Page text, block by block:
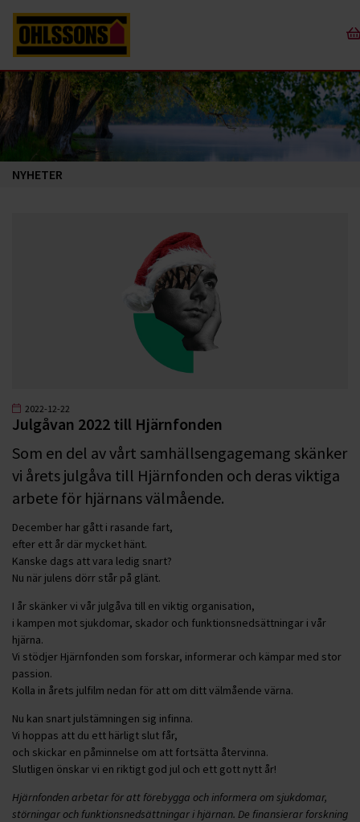
NYHETER
2022-12-22
Julgåvan 2022 till Hjärnfonden
Som en del av vårt samhällsengagemang skänker
vi årets julgåva till Hjärnfonden och deras viktiga
arbete för hjärnans välmående.
December har gått i rasande fart,
efter ett år där mycket hänt.
Kanske dags att vara ledig snart?
Nu när julens dörr står på glänt.
I år skänker vi vår julgåva till en viktig organisation,
i kampen mot sjukdomar, skador och funktionsnedsättningar i vår
hjärna.
Vi stödjer Hjärnfonden som forskar, informerar och kämpar med stor
passion.
Kolla in årets julfilm nedan för att om ditt välmående värna.
Nu kan snart julstämningen sig infinna.
Vi hoppas att du ett härligt slut får,
och skickar en påminnelse om att fortsätta återvinna.
Slutligen önskar vi en riktigt god jul och ett gott nytt år!
Hjärnfonden arbetar för att förebygga och informera om sjukdomar,
störningar och funktionsnedsättningar i hjärnan. De finansierar forskning